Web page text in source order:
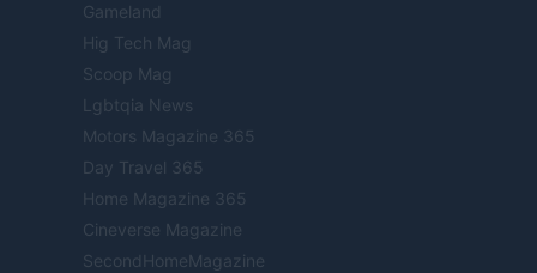
Gameland
Hig Tech Mag
Scoop Mag
Lgbtqia News
Motors Magazine 365
Day Travel 365
Home Magazine 365
Cineverse Magazine
SecondHomeMagazine